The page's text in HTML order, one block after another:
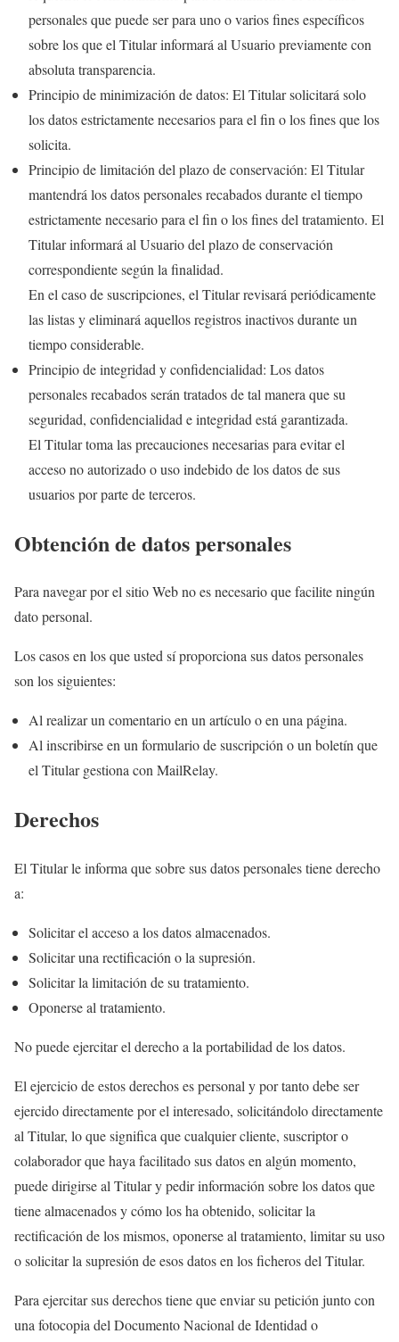
personales que puede ser para uno o varios fines específicos
sobre los que el Titular informará al Usuario previamente con
absoluta transparencia.
Principio de minimización de datos: El Titular solicitará solo
los datos estrictamente necesarios para el fin o los fines que los
solicita.
Principio de limitación del plazo de conservación: El Titular
mantendrá los datos personales recabados durante el tiempo
estrictamente necesario para el fin o los fines del tratamiento. El
Titular informará al Usuario del plazo de conservación
correspondiente según la finalidad.
En el caso de suscripciones, el Titular revisará periódicamente
las listas y eliminará aquellos registros inactivos durante un
tiempo considerable.
Principio de integridad y confidencialidad: Los datos
personales recabados serán tratados de tal manera que su
seguridad, confidencialidad e integridad está garantizada.
El Titular toma las precauciones necesarias para evitar el
acceso no autorizado o uso indebido de los datos de sus
usuarios por parte de terceros.
Obtención de datos personales
Para navegar por el sitio Web no es necesario que facilite ningún
dato personal.
Los casos en los que usted sí proporciona sus datos personales
son los siguientes:
Al realizar un comentario en un artículo o en una página.
Al inscribirse en un formulario de suscripción o un boletín que
el Titular gestiona con MailRelay.
Derechos
El Titular le informa que sobre sus datos personales tiene derecho
a:
Solicitar el acceso a los datos almacenados.
Solicitar una rectificación o la supresión.
Solicitar la limitación de su tratamiento.
Oponerse al tratamiento.
No puede ejercitar el derecho a la portabilidad de los datos.
El ejercicio de estos derechos es personal y por tanto debe ser
ejercido directamente por el interesado, solicitándolo directamente
al Titular, lo que significa que cualquier cliente, suscriptor o
colaborador que haya facilitado sus datos en algún momento,
puede dirigirse al Titular y pedir información sobre los datos que
tiene almacenados y cómo los ha obtenido, solicitar la
rectificación de los mismos, oponerse al tratamiento, limitar su uso
o solicitar la supresión de esos datos en los ficheros del Titular.
Para ejercitar sus derechos tiene que enviar su petición junto con
una fotocopia del Documento Nacional de Identidad o